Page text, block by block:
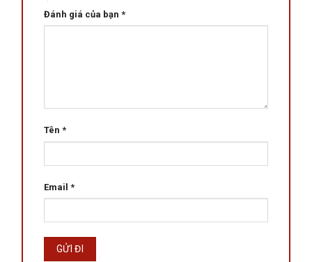
Đánh giá của bạn *
Tên *
Email *